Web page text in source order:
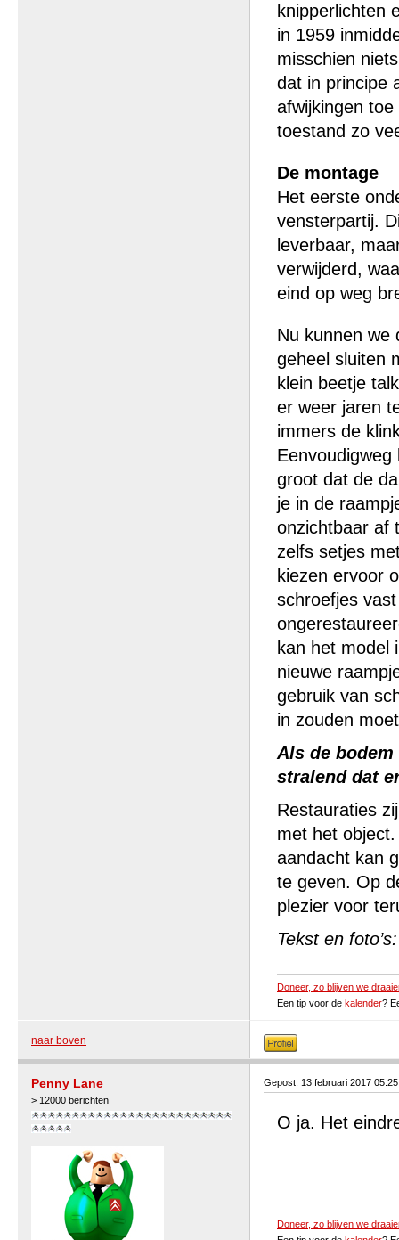
knipperlichten
in 1959
misschien
dat in principe
afwijkingen
toestand zo
De montage
Het eerste
vensterpartij.
leverbaar,
verwijderd,
eind op weg
Nu kunnen we
geheel sluiten
klein beetje
er weer jaren
immers de
groot dat de
je in de
onzichtbaar af
zelfs setjes
kiezen ervoor
schroefjes
kan het model
nieuwe
gebruik van
in zouden
Als de bodem
stralend dat
Restauraties
met het
aandacht kan
te geven. Op
plezier voor
Tekst en
Doneer, zo blijven we
Een tip voor de kalender?
naar boven
Penny Lane
> 12000 berichten
Gepost: 13 februari 2017
O ja. Het
Doneer, zo blijven we